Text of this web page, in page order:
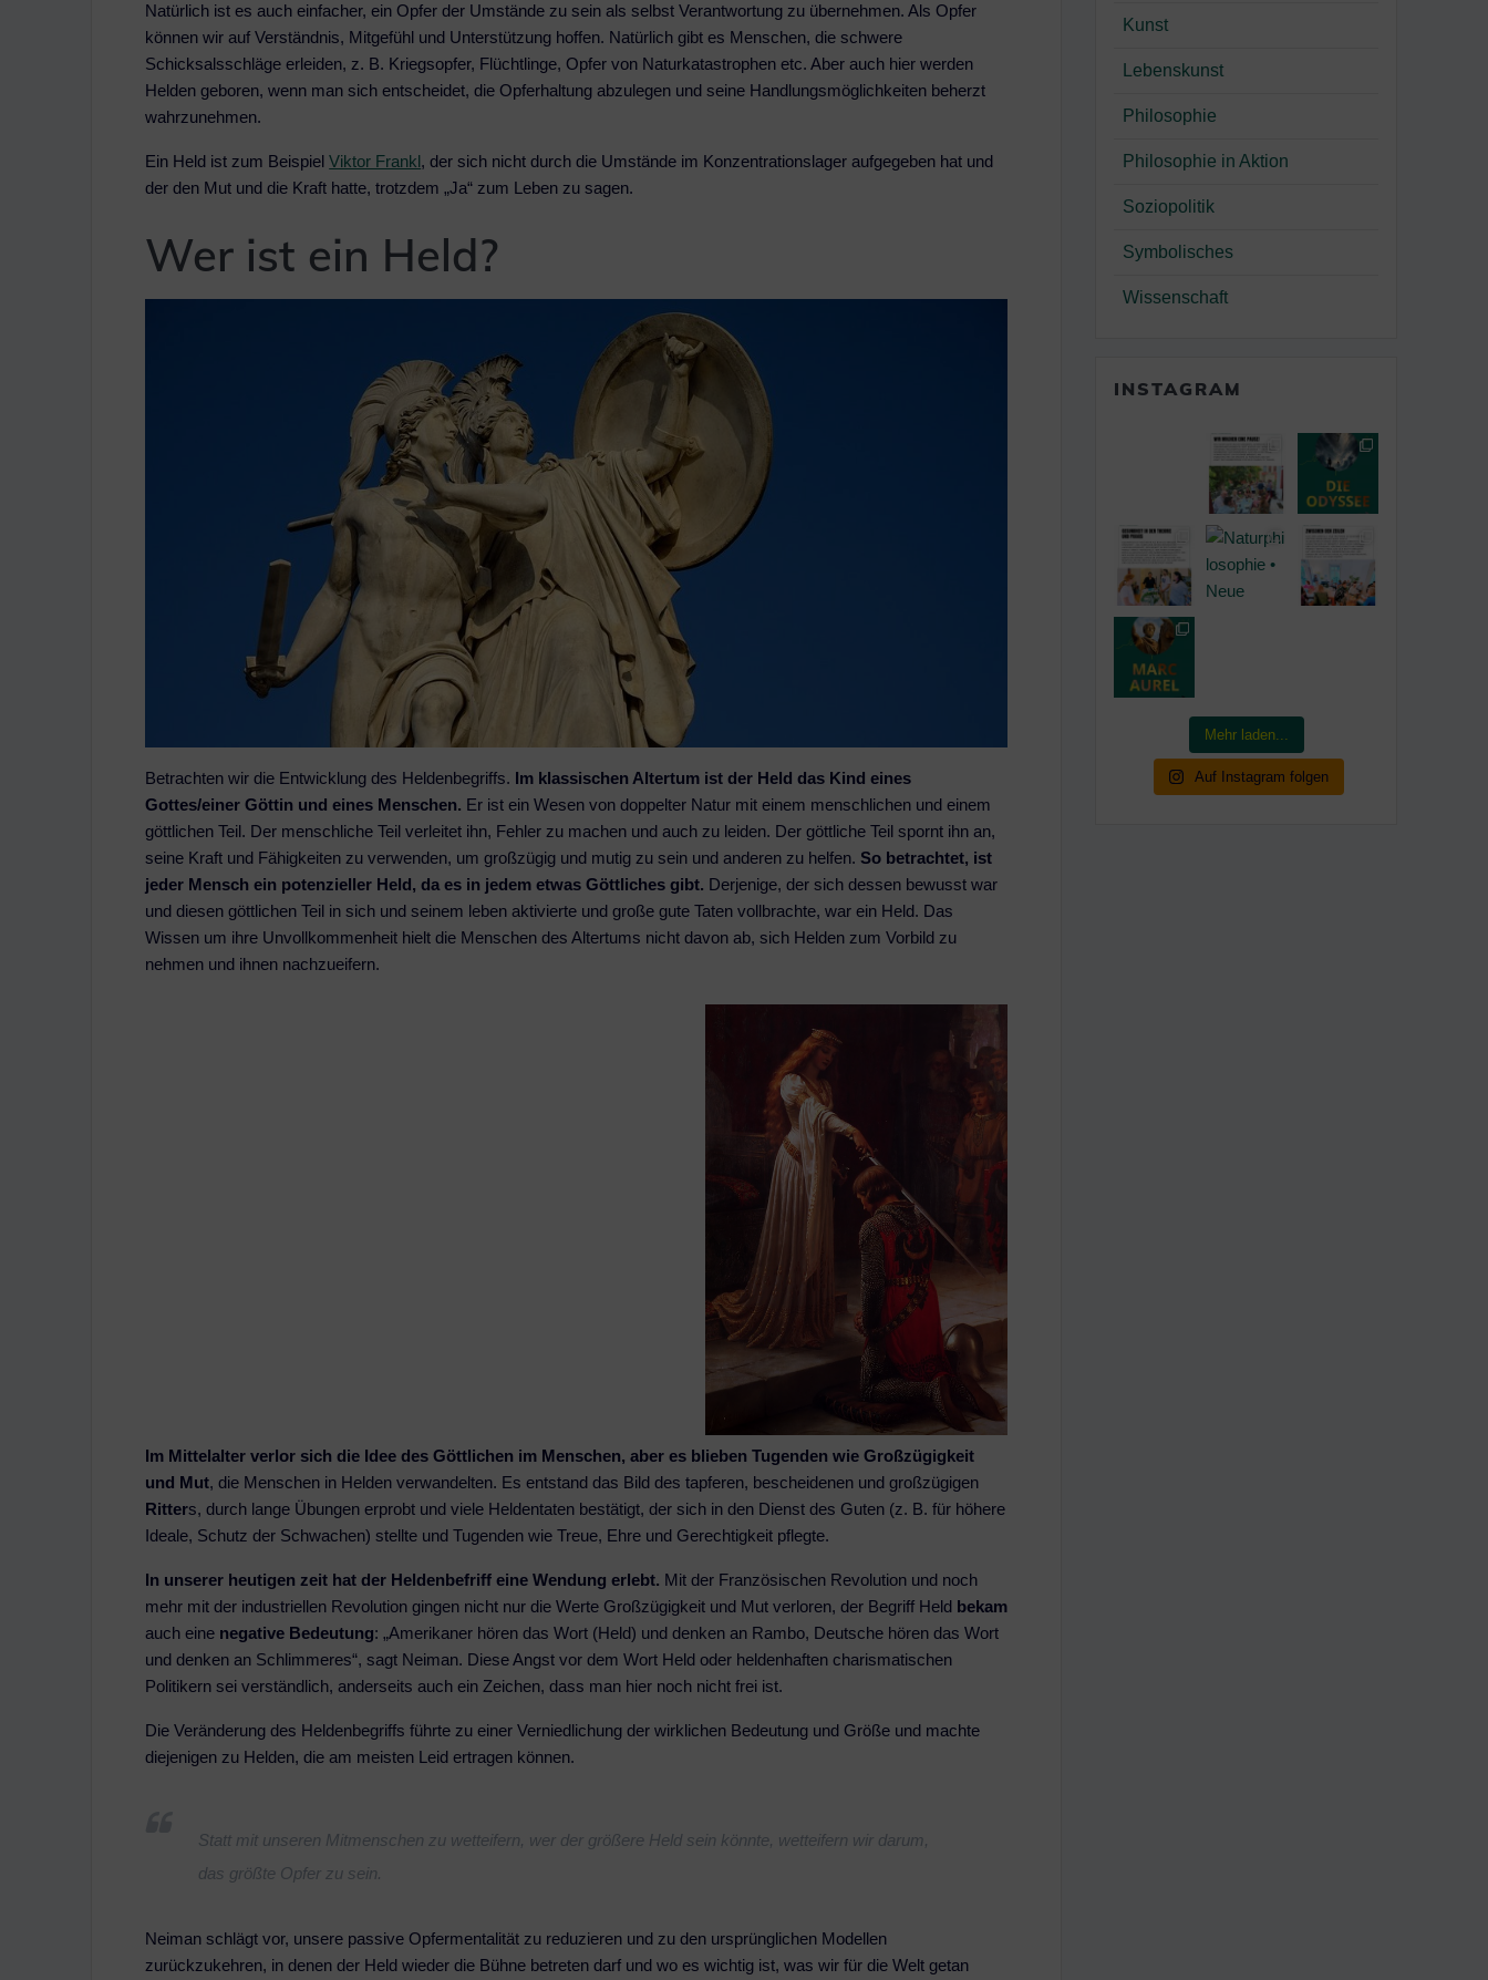
Natürlich ist es auch einfacher, ein Opfer der Umstände zu sein als selbst Verantwortung zu übernehmen. Als Opfer
können wir auf Verständnis, Mitgefühl und Unterstützung hoffen. Natürlich gibt es Menschen, die schwere
Schicksalsschläge erleiden, z. B. Kriegsopfer, Flüchtlinge, Opfer von Naturkatastrophen etc. Aber auch hier werden
Helden geboren, wenn man sich entscheidet, die Opferhaltung abzulegen und seine Handlungsmöglichkeiten beherzt
wahrzunehmen.
Ein Held ist zum BeispielViktor Frankl , der sich nicht durch die Umstände im Konzentrationslager aufgegeben hat und
der den Mut und die Kraft hatte, trotzdem „Ja“ zum Leben zu sagen.
Wer ist ein Held?
Betrachten wir die Entwicklung des Heldenbegriffs. Im klassischen Altertum ist der Held das Kind eines
Gottes/einer Göttin und eines Menschen. Er ist ein Wesen von doppelter Natur mit einem menschlichen und einem
göttlichen Teil. Der menschliche Teil verleitet ihn, Fehler zu machen und auch zu leiden. Der göttliche Teil spornt ihn an,
seine Kraft und Fähigkeiten zu verwenden, um großzügig und mutig zu sein und anderen zu helfen. So betrachtet, ist
jeder Mensch ein potenzieller Held, da es in jedem etwas Göttliches gibt. Derjenige, der sich dessen bewusst war
und diesen göttlichen Teil in sich und seinem leben aktivierte und große gute Taten vollbrachte, war ein Held. Das
Wissen um ihre Unvollkommenheit hielt die Menschen des Altertums nicht davon ab, sich Helden zum Vorbild zu
nehmen und ihnen nachzueifern.
Im Mittelalter verlor sich die Idee des Göttlichen im Menschen, aber es blieben Tugenden wie Großzügigkeit
und Mut, die Menschen in Helden verwandelten. Es entstand das Bild des tapferen, bescheidenen und großzügigen
Ritters, durch lange Übungen erprobt und viele Heldentaten bestätigt, der sich in den Dienst des Guten (z. B. für höhere
Ideale, Schutz der Schwachen) stellte und Tugenden wie Treue, Ehre und Gerechtigkeit pflegte.
In unserer heutigen zeit hat der Heldenbefriff eine Wendung erlebt. Mit der Französischen Revolution und noch
mehr mit der industriellen Revolution gingen nicht nur die Werte Großzügigkeit und Mut verloren, der Begriff Held bekam
auch eine negative Bedeutung: „Amerikaner hören das Wort (Held) und denken an Rambo, Deutsche hören das Wort
und denken an Schlimmeres“, sagt Neiman. Diese Angst vor dem Wort Held oder heldenhaften charismatischen
Politikern sei verständlich, anderseits auch ein Zeichen, dass man hier noch nicht frei ist.
Die Veränderung des Heldenbegriffs führte zu einer Verniedlichung der wirklichen Bedeutung und Größe und machte
diejenigen zu Helden, die am meisten Leid ertragen können.
Statt mit unseren Mitmenschen zu wetteifern, wer der größere Held sein könnte, wetteifern wir darum,
das größte Opfer zu sein.
Neiman schlägt vor, unsere passive Opfermentalität zu reduzieren und zu den ursprünglichen Modellen
zurückzukehren, in denen der Held wieder die Bühne betreten darf und wo es wichtig ist, was wir für die Welt getan
Kunst
Lebenskunst
Philosophie
Philosophie in Aktion
Soziopolitik
Symbolisches
Wissenschaft
INSTAGRAM
Mehr laden...
Auf Instagram folgen